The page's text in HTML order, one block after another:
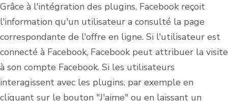
Grâce à l'intégration des plugins, Facebook reçoit
l'information qu'un utilisateur a consulté la page
correspondante de l'offre en ligne. Si l'utilisateur est
connecté à Facebook, Facebook peut attribuer la visite
à son compte Facebook. Si les utilisateurs
interagissent avec les plugins, par exemple en
cliquant sur le bouton "J'aime" ou en laissant un